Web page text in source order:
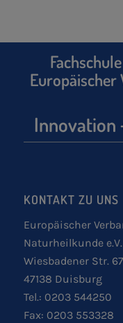
Innovation
KONTAKT ZU UNS
Europäischer
Naturheilkunde e.V.
Wiesbadener Str. 67
47138 Duisburg
Tel.: 0203 544250
Fax: 0203 553328